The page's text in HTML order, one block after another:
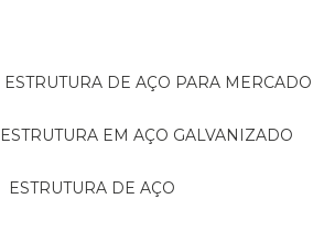
ESTRUTURA DE AÇO PARA MERCADO
ESTRUTURA EM AÇO GALVANIZADO
ESTRUTURA DE AÇO